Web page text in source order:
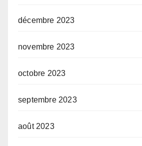
décembre 2023
novembre 2023
octobre 2023
septembre 2023
août 2023